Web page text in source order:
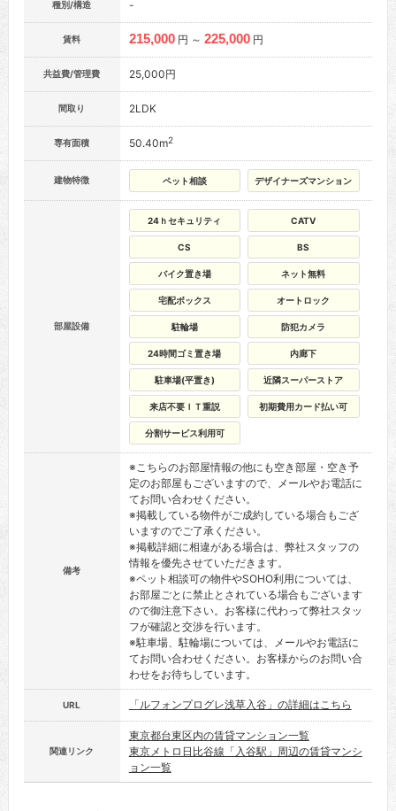
種別/構造 -
賃料 215,000 円 ～ 225,000 円
共益費/管理費 25,000円
間取り 2LDK
専有面積 50.40m2
建物特徴 ペット相談 デザイナーズマンション
部屋設備
24ｈセキュリティ CATV
CS BS
バイク置き場 ネット無料
宅配ボックス オートロック
駐輪場 防犯カメラ
24時間ゴミ置き場 内廊下
駐車場(平置き) 近隣スーパーストア
来店不要ＩＴ重説 初期費用カード払い可
分割サービス利用可
備考
※こちらのお部屋情報の他にも空き部屋・空き予
定のお部屋もございますので、メールやお電話に
てお問い合わせください。
※掲載している物件がご成約している場合もござ
いますのでご了承ください。
※掲載詳細に相違がある場合は、弊社スタッフの
情報を優先させていただきます。
※ペット相談可の物件やSOHO利用については、
お部屋ごとに禁止とされている場合もございます
ので御注意下さい。お客様に代わって弊社スタッ
フが確認と交渉を行います。
※駐車場、駐輪場については、メールやお電話に
てお問い合わせください。お客様からのお問い合
わせをお待ちしています。
URL 「ルフォンプログレ浅草入谷」の詳細はこちら
関連リンク
東京都台東区内の賃貸マンション一覧
東京メトロ日比谷線「入谷駅」周辺の賃貸マンシ
ョン一覧